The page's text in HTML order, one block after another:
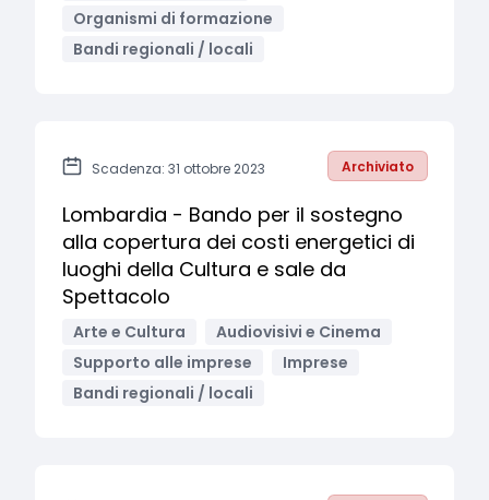
Organismi di formazione
Bandi regionali / locali
Scadenza: 31 ottobre 2023 Archiviato
Lombardia - Bando per il sostegno
alla copertura dei costi energetici di
luoghi della Cultura e sale da
Spettacolo
Arte e Cultura
Audiovisivi e Cinema
Supporto alle imprese
Imprese
Bandi regionali / locali